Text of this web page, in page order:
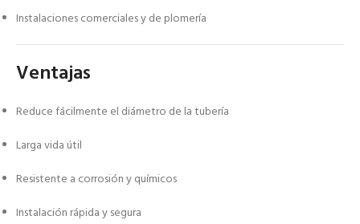
Instalaciones comerciales y de plomería
Ventajas
Reduce fácilmente el diámetro de la tubería
Larga vida útil
Resistente a corrosión y químicos
Instalación rápida y segura